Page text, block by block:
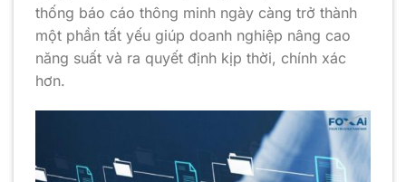
thống báo cáo thông minh ngày càng trở thành
một phần tất yếu giúp doanh nghiệp nâng cao
năng suất và ra quyết định kịp thời, chính xác
hơn.